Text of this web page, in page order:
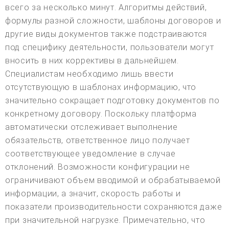
всего за несколько минут. Алгоритмы действий,
формулы разной сложности, шаблоны договоров и
другие виды документов также подстраиваются
под специфику деятельности, пользователи могут
вносить в них коррективы в дальнейшем.
Специалистам необходимо лишь ввести
отсутствующую в шаблонах информацию, что
значительно сокращает подготовку документов по
конкретному договору. Поскольку платформа
автоматически отслеживает выполнение
обязательств, ответственное лицо получает
соответствующее уведомление в случае
отклонений. Возможности конфигурации не
ограничивают объем вводимой и обрабатываемой
информации, а значит, скорость работы и
показатели производительности сохраняются даже
при значительной нагрузке. Примечательно, что